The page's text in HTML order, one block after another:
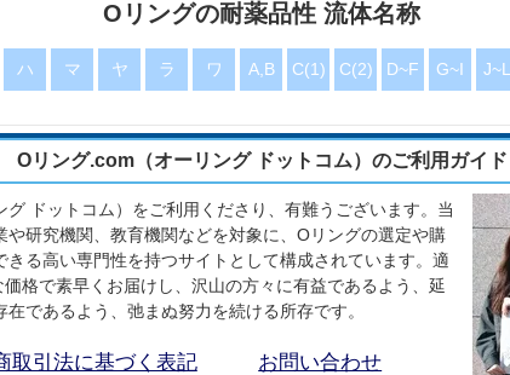
〇 ◎ ◎ ◎ △ ◎ ◎
Oリングの耐薬品性 流体名称
ハ マ ヤ ラ ワ A,B C(1) C(2) D~F G~I J~L
Oリング.com（オーリング ドットコム）のご利用ガイド
ドットコム）をご利用くださり、有難うございます。当
研究機関、教育機関などを対象に、Oリングの選定や購
きる高い専門性を持つサイトとして構成されています。適
格で素早くお届けし、沢山の方々に有益であるよう、延
であるよう、弛まぬ努力を続ける所存です。
取引法に基づく表記 お問い合わせ